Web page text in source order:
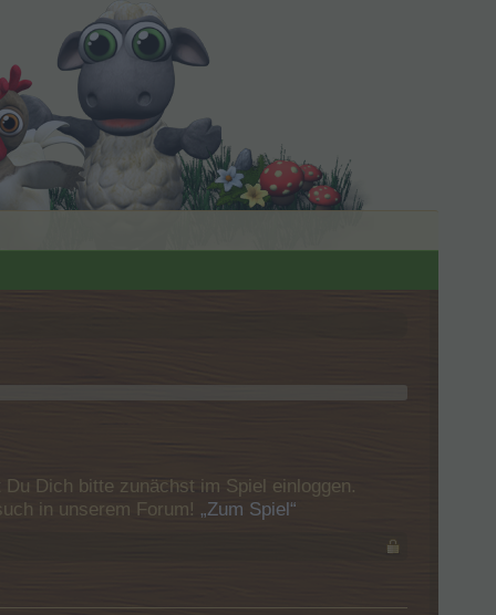
Dich bitte zunächst im Spiel einloggen.
in unserem Forum! „Zum Spiel“